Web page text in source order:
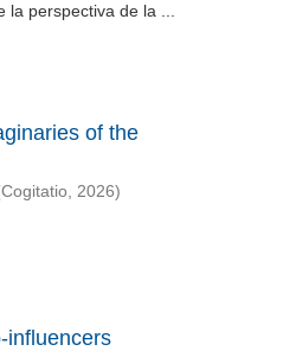
perspectiva de la ...
of the
Cogitatio, 2026)
influencers